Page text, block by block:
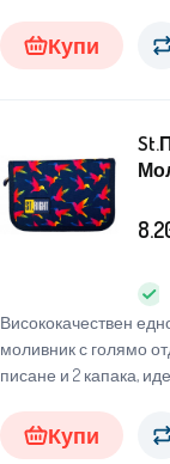
Купи
Висококачествен
моливник с голямо
писане и 2 капака,
Купи